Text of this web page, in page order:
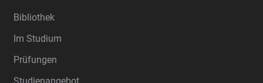
Bibliothek
Im Studium
Prüfungen